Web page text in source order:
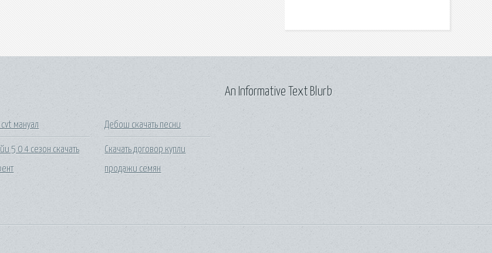
cvt мануал
5 0 4 сезон скачать
Дебош скачать песни
Скачать договор купли
продажи семян
An Informative Text Blurb